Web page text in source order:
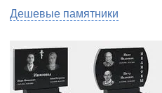
Дешевые памятники